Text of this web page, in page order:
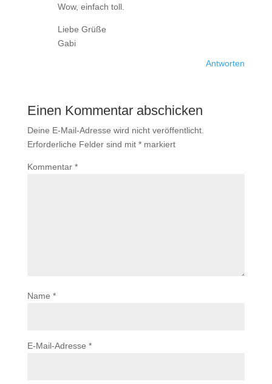
Wow, einfach toll.
Liebe Grüße
Gabi
Antworten
Einen Kommentar abschicken
Deine E-Mail-Adresse wird nicht veröffentlicht.
Erforderliche Felder sind mit *markiert
Kommentar *
Name *
E-Mail-Adresse *